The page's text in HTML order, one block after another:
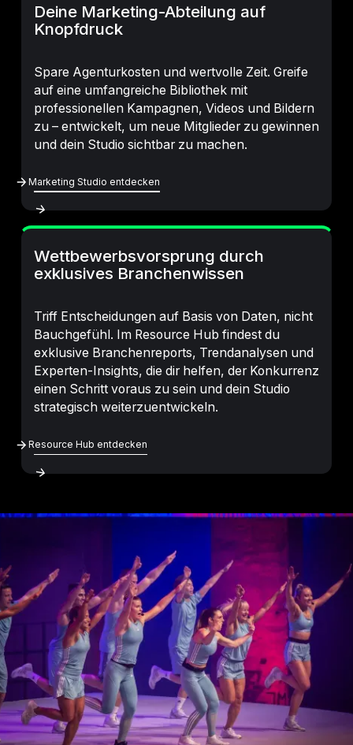
Deine Marketing-Abteilung auf
Knopfdruck
Spare Agenturkosten und wertvolle Zeit. Greife
auf eine umfangreiche Bibliothek mit
professionellen Kampagnen, Videos und Bildern
zu – entwickelt, um neue Mitglieder zu gewinnen
und dein Studio sichtbar zu machen.
Marketing Studio Entdecken
Marketing Studio entdecken
Wettbewerbsvorsprung durch
exklusives Branchenwissen
Triff Entscheidungen auf Basis von Daten, nicht
Bauchgefühl. Im Resource Hub findest du
exklusive Branchenreports, Trendanalysen und
Experten-Insights, die dir helfen, der Konkurrenz
einen Schritt voraus zu sein und dein Studio
strategisch weiterzuentwickeln.
Resource Hub Entdecken
Resource Hub entdecken